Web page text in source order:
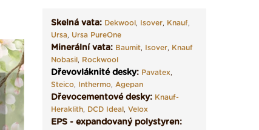
Vyberte si izolaci a pak
ji tady klidně poptejte ›
Vytvořte si vizualizaci
fasády ›
Skelná vata: Dekwool, Isover, Knauf,
Ursa, Ursa PureOne
Minerální vata: Baumit, Isover, Knauf
Nobasil, Rockwool
Dřevovláknité desky: Pavatex,
Steico, Inthermo, Agepan
Dřevocementové desky: Knauf-
Heraklith, DCD Ideal, Velox
EPS - expandovaný polystyren: